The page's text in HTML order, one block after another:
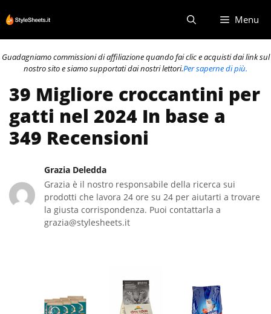
al
contenuto
Menu
Guadagniamo commissioni di affiliazione quando fai clic e acquisti dai link sul
nostro sito e siamo supportati dai nostri lettori.Per saperne di più.
39 Migliore croccantini per
gatti nel 2024 In base a
349 Recensioni
Grazia Deledda
Grazia è il nostro responsabile della ricerca sui
prodotti che lavora 24 ore su 24 per aiutarti a trovare
la giusta corrispondenza. Puoi contattarla a
grazia@stylesheets.it